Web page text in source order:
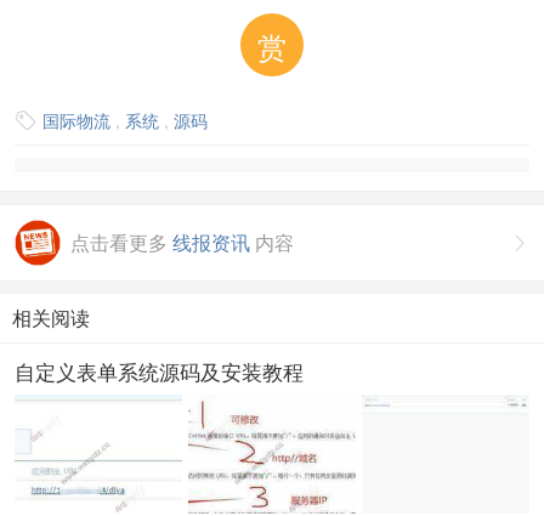
赏
 国际物流 , 系统 , 源码

点击看更多 线报资讯 内容
相关阅读
自定义表单系统源码及安装教程